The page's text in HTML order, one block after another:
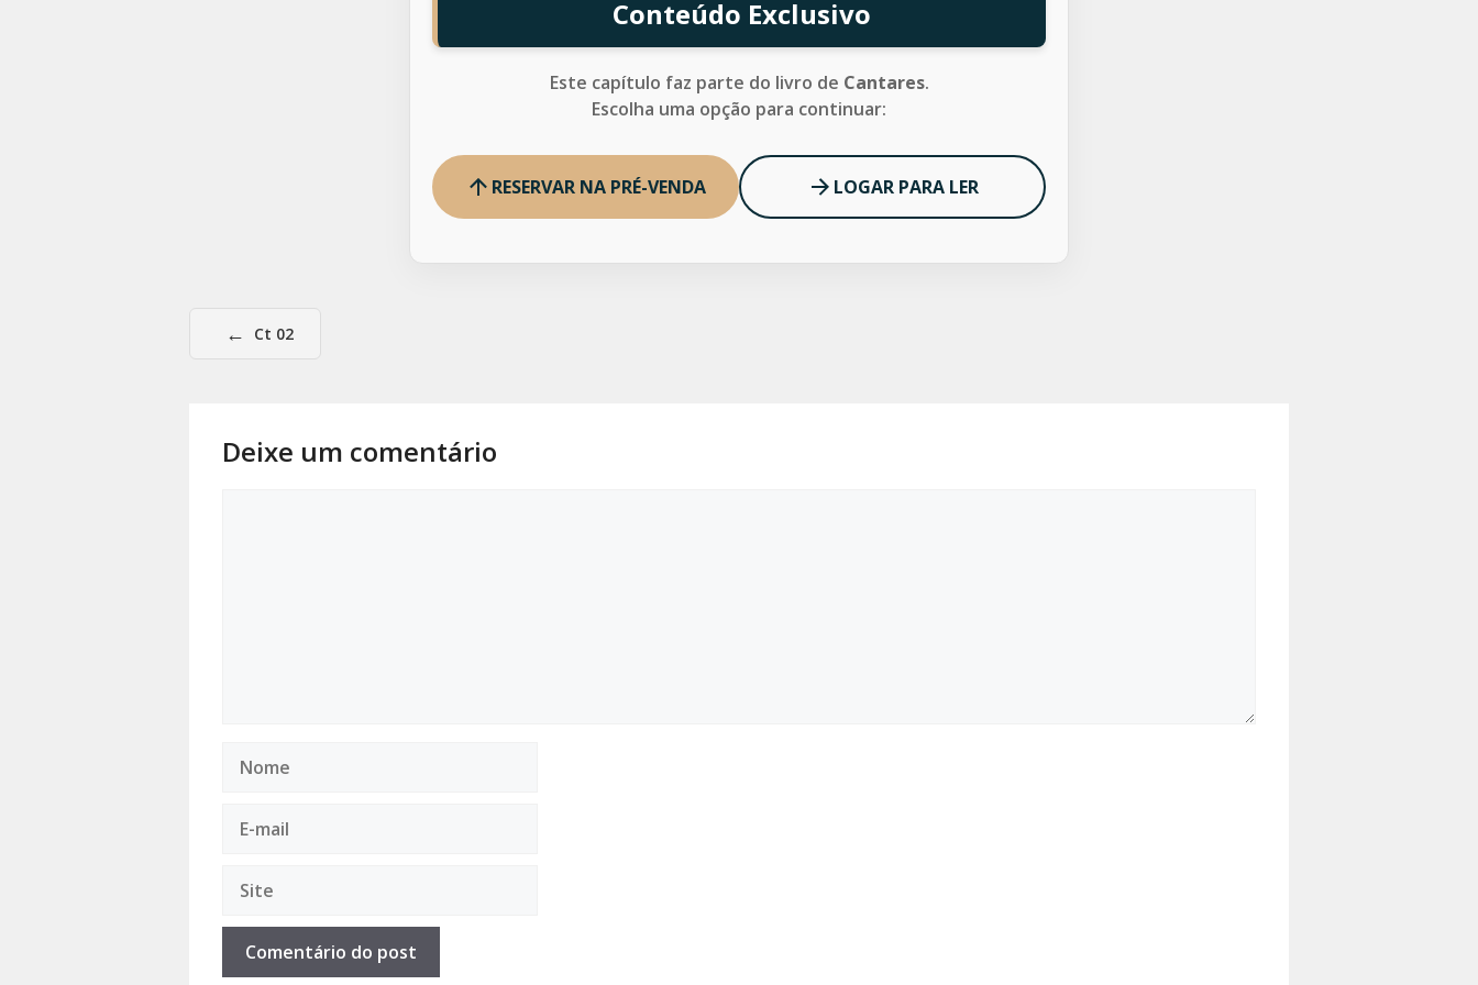
Conteúdo Exclusivo
Este capítulo faz parte do livro de Cantares.
Escolha uma opção para continuar:
RESERVAR NA PRÉ-VENDA LOGAR PARA LER
← Ct 02
Deixe um comentário
mail